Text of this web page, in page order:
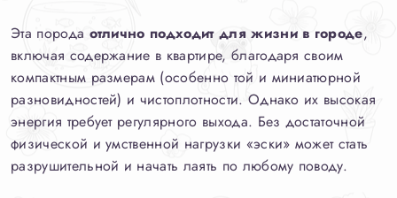
Эта порода отлично подходит для жизни в городе,
включая содержание в квартире, благодаря своим
компактным размерам (особенно той и миниатюрной
разновидностей) и чистоплотности. Однако их высокая
энергия требует регулярного выхода. Без достаточной
физической и умственной нагрузки «эски» может стать
разрушительной и начать лаять по любому поводу.